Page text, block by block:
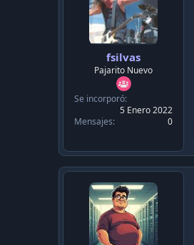
fsilvas
Pajarito Nuevo
Se incorporó
5 Enero 2022
Mensajes
0